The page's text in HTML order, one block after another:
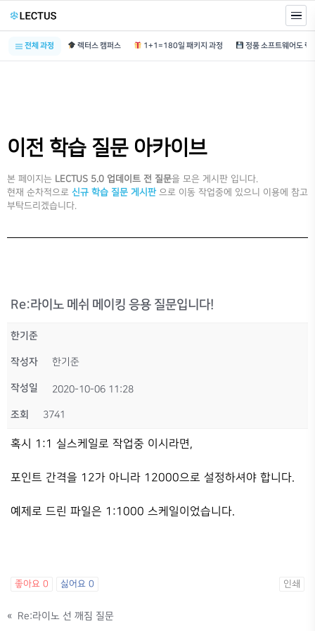
전체 과정 렉터스 캠퍼스 1+1=180일 패키지 과정
이전 학습 질문 아카이브
본 페이지는 LECTUS 5.0 업데이트 전 질문을 모은 게시판 입니다.
현재 순차적으로 신규 학습 질문 게시판 으로 이동 작업중에 있으니 이용에 참고
부탁드리겠습니다.
Re:라이노 메쉬 메이킹 응용 질문입니다!
한기준
작성자 한기준
작성일 2020-10-06 11:28
조회 3741
혹시 1:1 실스케일로 작업중 이시라면,
포인트 간격을 12가 아니라 12000으로 설정하셔야 합니다.
예제로 드린 파일은 1:1000 스케일이었습니다.
좋아요 0 싫어요 0 인쇄
« Re:라이노 선 깨짐 질문